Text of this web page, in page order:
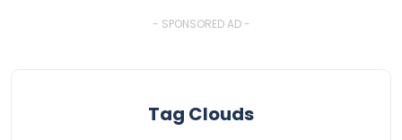
- SPONSORED AD -
Tag Clouds